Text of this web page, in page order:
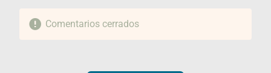
Comentarios cerrados